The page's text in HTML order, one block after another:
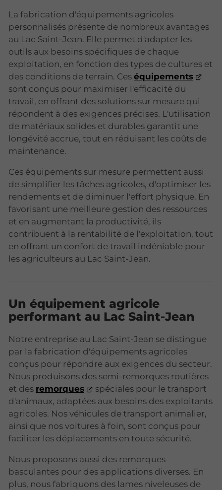
La fabrication d'équipements agricoles
personnalisés présente de nombreux avantages
au Lac Saint-Jean. Elle permet d'adapter les
outils aux besoins spécifiques de chaque
exploitation, en fonction des types de cultures et
des conditions de terrain. Ces équipements
sont conçus pour maximiser l'efficacité du
travail, en offrant des solutions sur mesure qui
répondent à des exigences précises. L'utilisation
de matériaux solides et durables garantit une
longévité accrue, tout en réduisant les coûts de
maintenance.
Ces équipements sur mesure permettent aussi
de simplifier les tâches agricoles, d'optimiser les
rendements et de diminuer l'effort physique. En
favorisant une meilleure gestion des ressources
et en augmentant la productivité, ils
contribuent à la rentabilité de l'exploitation, tout
en offrant un confort de travail indéniable pour
les agriculteurs au Lac Saint-Jean.
Un équipement agricole
performant au Lac Saint-Jean
Notre entreprise au Lac Saint-Jean se distingue
par la fabrication d'équipements agricoles
conçus pour répondre aux exigences du secteur.
Nous produisons des semi-remorques routières
et des remorques
spéciales pour le transport
d'animaux, adaptées aux besoins des exploitants
agricoles. Nos véhicules de transport animalier,
ainsi que nos voitures à foin, sont conçus pour
faciliter les déplacements en toute sécurité.
Nous proposons aussi des remorques
basculantes pour des applications diverses. En
plus, nous fabriquons des lames niveleuses de